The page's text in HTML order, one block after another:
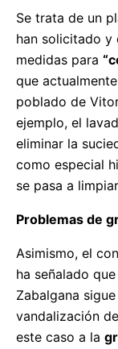
Se trata de un
han solicitado y
medidas para
que
poblado de
ejemplo, el
eliminar la
como especial
se pasa a
Problemas de
Asimismo, el
ha señalado
Zabalgana
vandalización
este caso a la